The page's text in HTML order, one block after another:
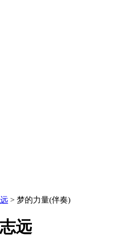
> 梦的力量(伴奏)
远